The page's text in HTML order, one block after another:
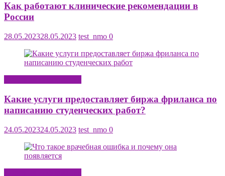
Как работают клинические рекомендации в
России
28.05.202328.05.2023 test_nmo 0
Какие услуги предоставляет биржа фриланса по
написанию студенческих работ?
24.05.202324.05.2023 test_nmo 0